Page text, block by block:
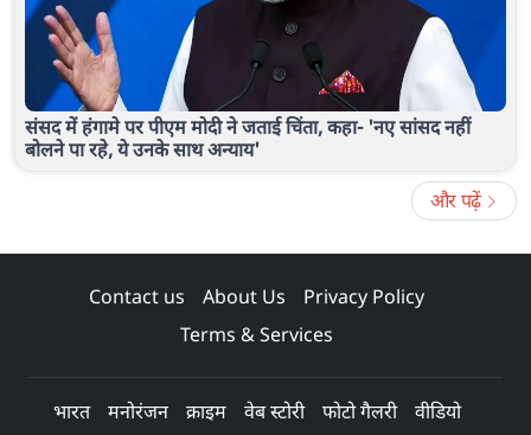
संसद में हंगामे पर पीएम मोदी ने जताई चिंता, कहा- 'नए सांसद नहीं
बोलने पा रहे, ये उनके साथ अन्याय'
और पढ़ें
Contact us About Us
Privacy Policy
Terms & Services
भारत मनोरंजन क्राइम वेब स्टोरी फोटो गैलरी
वीडियो